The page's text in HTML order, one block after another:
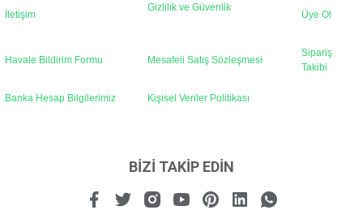
İletişim
Gizlilik ve Güvenlik
Üye Ol
Havale Bildirim Formu Mesafeli Satış Sözleşmesi
Sipariş
Takibi
Banka Hesap Bilgilerimiz Kişisel Veriler Politikası
BİZİ TAKİP EDİN